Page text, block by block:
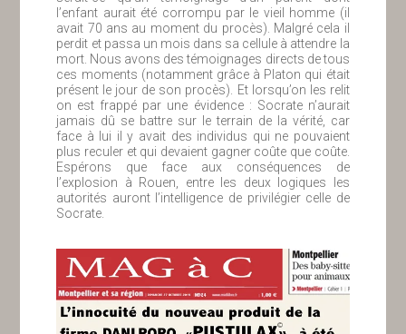
l’enfant aurait été corrompu par le vieil homme (il
avait 70 ans au moment du procès). Malgré cela il
perdit et passa un mois dans sa cellule à attendre la
mort. Nous avons des témoignages directs de tous
ces moments (notamment grâce à Platon qui était
présent le jour de son procès). Et lorsqu’on les relit
on est frappé par une évidence : Socrate n’aurait
jamais dû se battre sur le terrain de la vérité, car
face à lui il y avait des individus qui ne pouvaient
plus reculer et qui devaient gagner coûte que coûte.
Espérons que face aux conséquences de
l’explosion à Rouen, entre les deux logiques les
autorités auront l’intelligence de privilégier celle de
Socrate.